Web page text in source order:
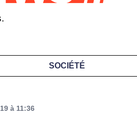
SOCIÉTÉ
à 11:36